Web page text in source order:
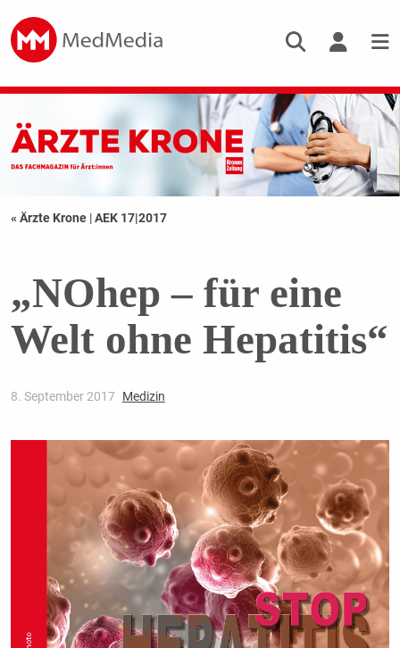
« Ärzte Krone |AEK 17|2017
„NOhep – für eine
Welt ohne Hepatitis“
8. September 2017 Medizin